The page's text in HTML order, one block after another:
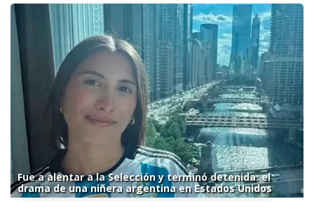
Fue a alentar a la Selección y terminó detenida: el
drama de una niñera argentina en Estados Unidos